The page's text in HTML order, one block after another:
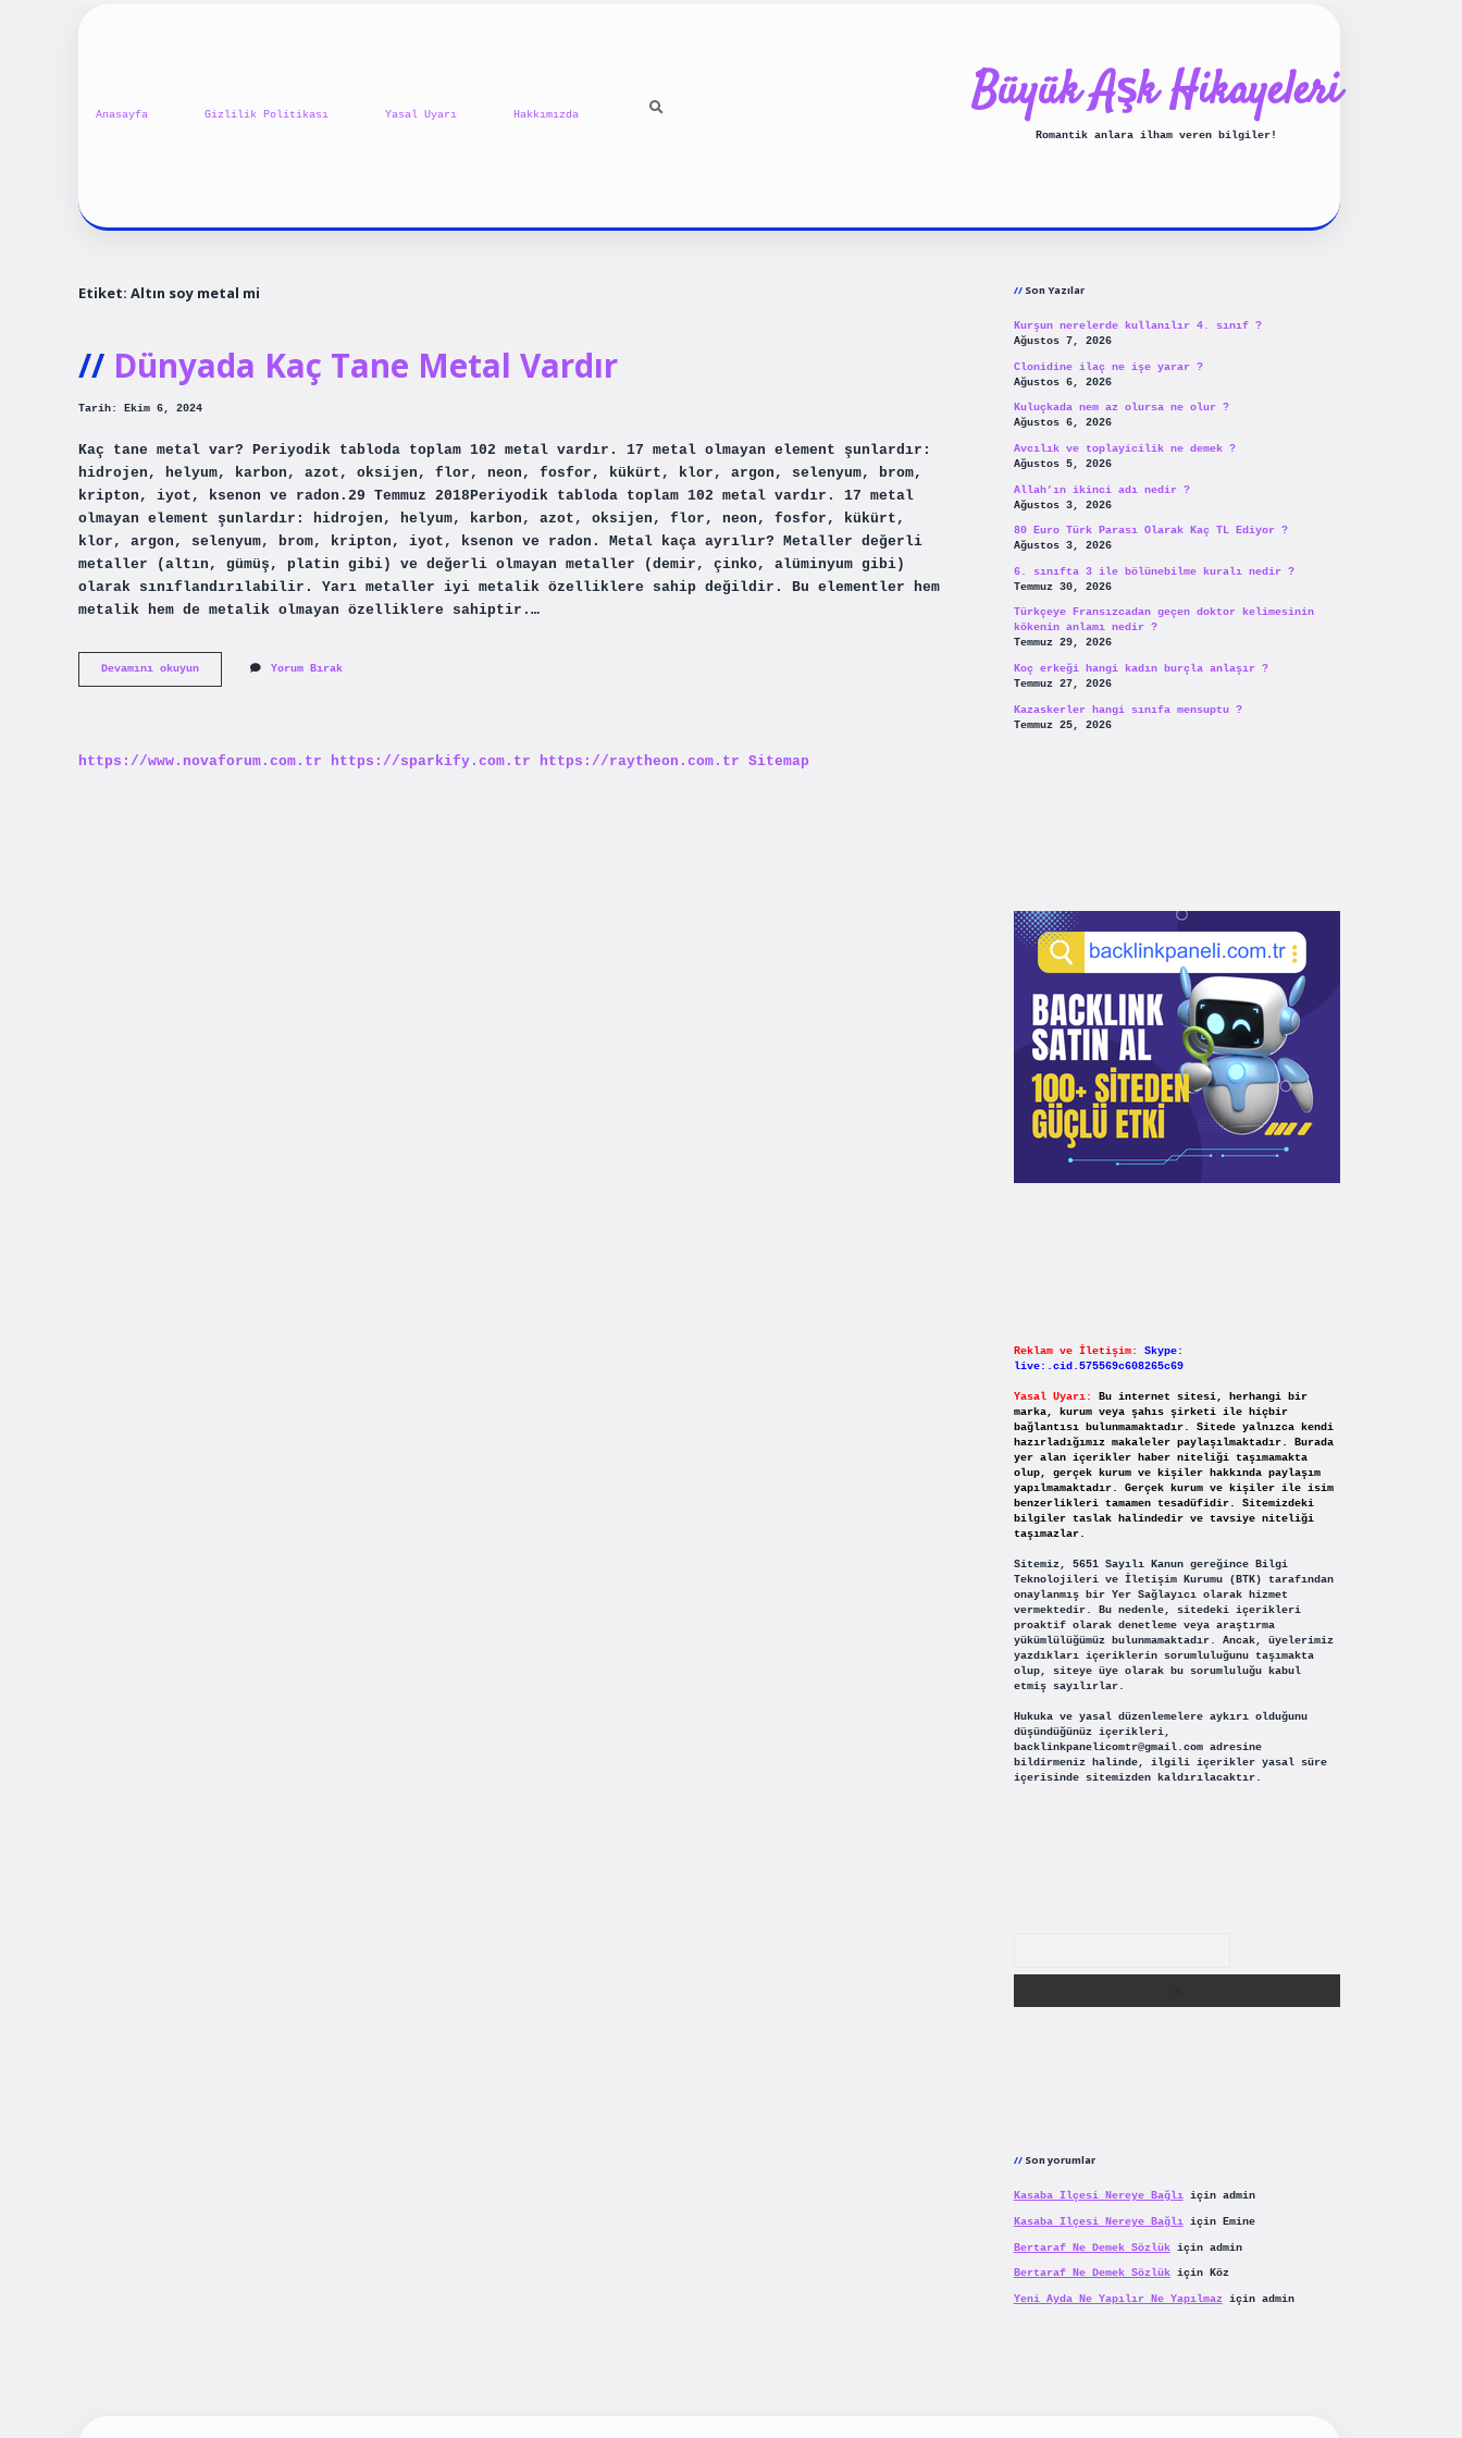
Anasayfa Gizlilik Politikası Yasal Uyarı Hakkımızda Büyük Aşk Hikayeleri
Romantik anlara ilham veren bilgiler!
Etiket: Altın soy metal mi
Dünyada Kaç Tane Metal Vardır
Tarih: Ekim 6, 2024
Kaç tane metal var? Periyodik tabloda toplam 102 metal vardır. 17 metal olmayan element şunlardır:
hidrojen, helyum, karbon, azot, oksijen, flor, neon, fosfor, kükürt, klor, argon, selenyum, brom,
kripton, iyot, ksenon ve radon.29 Temmuz 2018Periyodik tabloda toplam 102 metal vardır. 17 metal
olmayan element şunlardır: hidrojen, helyum, karbon, azot, oksijen, flor, neon, fosfor, kükürt,
klor, argon, selenyum, brom, kripton, iyot, ksenon ve radon. Metal kaça ayrılır? Metaller değerli
metaller (altın, gümüş, platin gibi) ve değerli olmayan metaller (demir, çinko, alüminyum gibi)
olarak sınıflandırılabilir. Yarı metaller iyi metalik özelliklere sahip değildir. Bu elementler hem
metalik hem de metalik olmayan özelliklere sahiptir.…
Devamını okuyunDünyada
Kaç
Yorum Bırak
https://www.novaforum.com.tr https://sparkify.com.tr https://raytheon.com.tr Sitemap
Son Yazılar
Kurşun nerelerde kullanılır 4. sınıf ?
Ağustos 7, 2026
Clonidine ilaç ne işe yarar ?
Ağustos 6, 2026
Kuluçkada nem az olursa ne olur ?
Ağustos 6, 2026
Avcılık ve toplayicilik ne demek ?
Ağustos 5, 2026
Allah’ın ikinci adı nedir ?
Ağustos 3, 2026
80 Euro Türk Parası Olarak Kaç TL Ediyor ?
Ağustos 3, 2026
6. sınıfta 3 ile bölünebilme kuralı nedir ?
Temmuz 30, 2026
Türkçeye Fransızcadan geçen doktor kelimesinin
kökenin anlamı nedir ?
Temmuz 29, 2026
Koç erkeği hangi kadın burçla anlaşır ?
Temmuz 27, 2026
Kazaskerler hangi sınıfa mensuptu ?
Temmuz 25, 2026
Reklam ve İletişim:
Skype:
live:.cid.575569c608265c69
Yasal Uyarı:
Bu internet sitesi, herhangi bir
marka, kurum veya şahıs şirketi ile hiçbir
bağlantısı bulunmamaktadır. Sitede yalnızca kendi
hazırladığımız makaleler paylaşılmaktadır. Burada
yer alan içerikler haber niteliği taşımamakta
olup, gerçek kurum ve kişiler hakkında paylaşım
yapılmamaktadır. Gerçek kurum ve kişiler ile isim
benzerlikleri tamamen tesadüfidir. Sitemizdeki
bilgiler taslak halindedir ve tavsiye niteliği
taşımazlar.
Sitemiz, 5651 Sayılı Kanun gereğince Bilgi
Teknolojileri ve İletişim Kurumu (BTK) tarafından
onaylanmış bir Yer Sağlayıcı olarak hizmet
vermektedir. Bu nedenle, sitedeki içerikleri
proaktif olarak denetleme veya araştırma
yükümlülüğümüz bulunmamaktadır. Ancak, üyelerimiz
yazdıkları içeriklerin sorumluluğunu taşımakta
olup, siteye üye olarak bu sorumluluğu kabul
etmiş sayılırlar.
Hukuka ve yasal düzenlemelere aykırı olduğunu
düşündüğünüz içerikleri,
backlinkpanelicomtr@gmail.comadresine
bildirmeniz halinde, ilgili içerikler yasal süre
içerisinde sitemizden kaldırılacaktır.
Son yorumlar
Kasaba Ilçesi Nereye Bağlıiçin admin
Kasaba Ilçesi Nereye Bağlıiçin Emine
Bertaraf Ne Demek Sözlükiçin admin
Bertaraf Ne Demek Sözlükiçin Köz
Yeni Ayda Ne Yapılır Ne Yapılmaziçin admin